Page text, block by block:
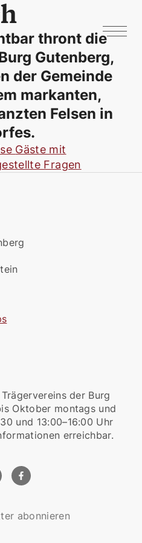
thront die
Gutenberg,
der Gemeinde
markanten,
Felsen in
Gäste mit
Fragen
der Burg
Oktober montags und
und 13:00–16:00 Uhr
erreichbar.
abonnieren